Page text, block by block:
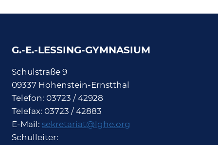
G.-E.-LESSING-GYMNASIUM
Schulstraße 9
09337 Hohenstein-Ernstthal
Telefon: 03723 / 42928
Telefax: 03723 / 42883
E-Mail: sekretariat@lghe.org
Schulleiter: